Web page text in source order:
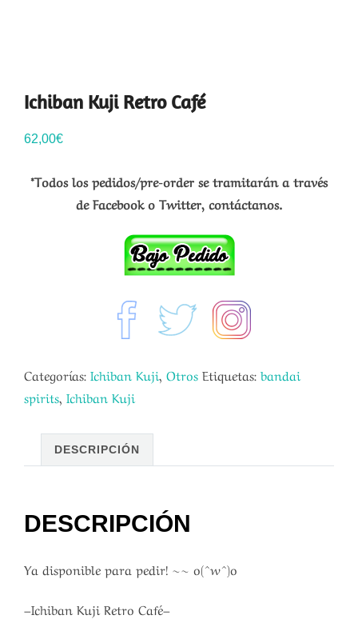
Ichiban Kuji Retro Café
62,00€
*Todos los pedidos/pre-order se tramitarán a través
de Facebook o Twitter, contáctanos.
Categorías: Ichiban Kuji Otros Etiquetas: bandai
spirits Ichiban Kuji
DESCRIPCIÓN
DESCRIPCIÓN
Ya disponible para pedir! ~~ o(^w^)o
–Ichiban Kuji Retro Café–